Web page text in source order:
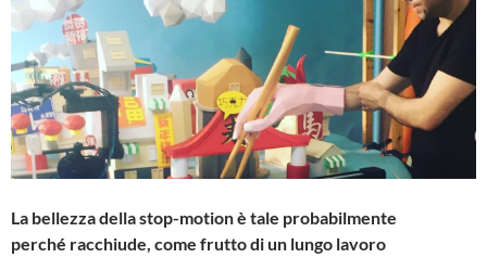
La bellezza della stop-motion è tale probabilmente
perché racchiude, come frutto di un lungo lavoro